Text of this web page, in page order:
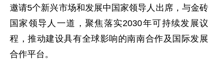
邀请5个新兴市场和发展中国家领导人出席，与金砖
国家领导人一道，聚焦落实2030年可持续发展议
程，推动建设具有全球影响的南南合作及国际发展
合作平台。